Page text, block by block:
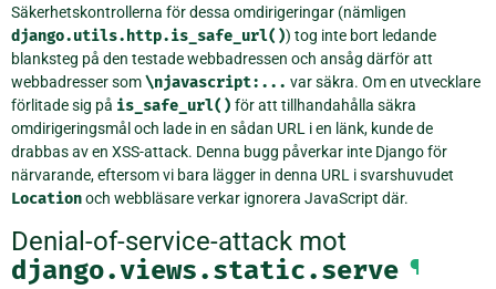
Säkerhetskontrollerna för dessa omdirigeringar (nämligen
django.utils.http.is_safe_url()) tog inte bort ledande
blanksteg på den testade webbadressen och ansåg därför att
webbadresser som\njavascript:... var säkra. Om en utvecklare
förlitade sig på is_safe_url() för att tillhandahålla säkra
omdirigeringsmål och lade in en sådan URL i en länk, kunde de
drabbas av en XSS-attack. Denna bugg påverkar inte Django för
närvarande, eftersom vi bara lägger in denna URL i svarshuvudet
Locationoch webbläsare verkar ignorera JavaScript där.
Denial-of-service-attack mot
django.views.static.serve ¶